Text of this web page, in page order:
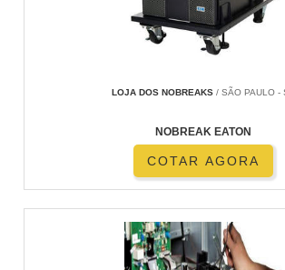
LOJA DOS NOBREAKS/ SÃO PAULO -
NOBREAK EATON
COTAR AGORA